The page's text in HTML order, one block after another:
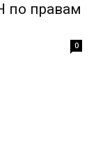
по правам
0